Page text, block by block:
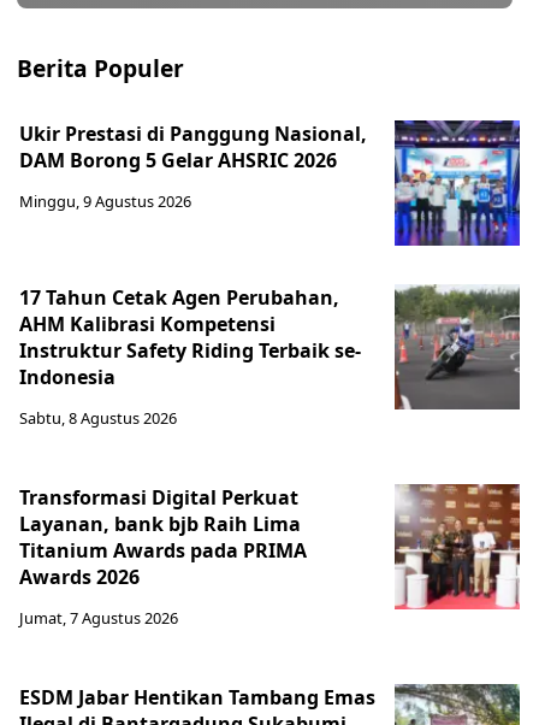
Berita Populer
Ukir Prestasi di Panggung Nasional,
DAM Borong 5 Gelar AHSRIC 2026
Minggu, 9 Agustus 2026
17 Tahun Cetak Agen Perubahan,
AHM Kalibrasi Kompetensi
Instruktur Safety Riding Terbaik se-
Indonesia
Sabtu, 8 Agustus 2026
Transformasi Digital Perkuat
Layanan, bank bjb Raih Lima
Titanium Awards pada PRIMA
Awards 2026
Jumat, 7 Agustus 2026
ESDM Jabar Hentikan Tambang Emas